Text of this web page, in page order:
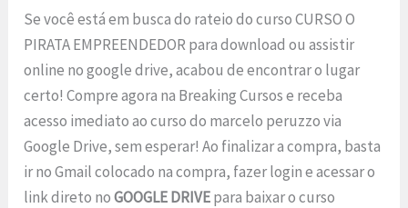
Se você está em busca do rateio do curso CURSO O
PIRATA EMPREENDEDOR para download ou assistir
online no google drive, acabou de encontrar o lugar
certo! Compre agora na Breaking Cursos e receba
acesso imediato ao curso do marcelo peruzzo via
Google Drive, sem esperar! Ao finalizar a compra, basta
ir no Gmail colocado na compra, fazer login e acessar o
link direto noGOOGLE DRIVEpara baixar o curso